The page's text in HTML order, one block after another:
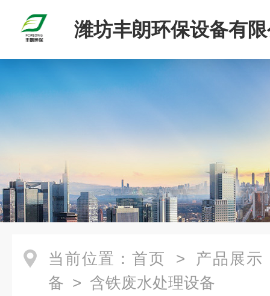
潍坊丰朗环保设备有
当前位置： 首页 > 产品展示
备 > 含铁废水处理设备